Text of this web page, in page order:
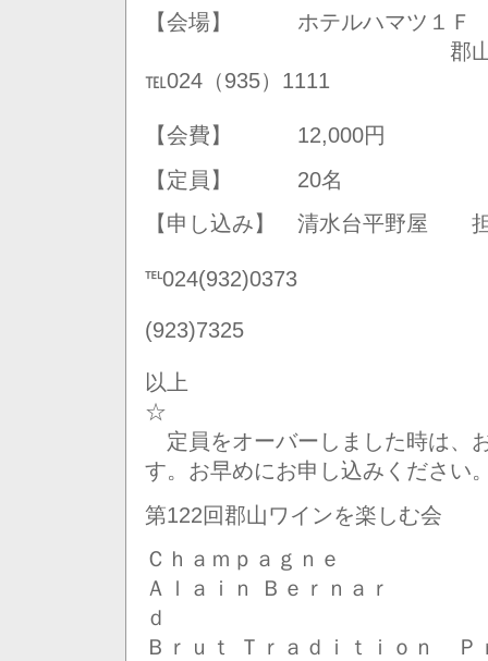
【会場】 ホテルハマツ１Ｆ
郡山市虎
℡024（935）1111
【会費】 12,000円
【定員】 20名
【申し込み】 清水台平野屋
℡024(932)0373
(923)7325
以上
☆
定員をオーバーしました時は、
す。お早めにお申し込みください
第122回郡山ワインを楽しむ会
Ｃｈａｍｐａｇｎｅ
Ａｌａｉｎ Ｂｅｒｎａｒ
Ｂｒｕｔ Ｔｒａｄｉｔｉｏｎ